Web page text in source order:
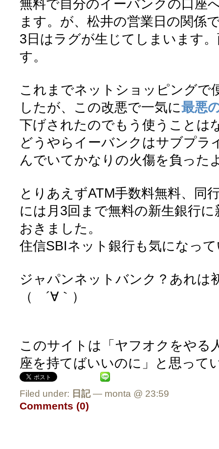
無料で自分のイーバンクの口座
ます。が、松井の営業日の関係
3日はラグが生じてしまいます
す。
これまでネットショッピングで
したが、この改悪で一気に最悪
下げされたのでもう使うことは
どうやらイーバンクはサブプラ
んでいてかなりの火傷を負った
とりあえずATM手数料無料、同
には月3回まで無料の新生銀行
おきました。
住信SBIネット銀行も気になっ
ジャパンネットバンク？あれは
（ ´∀｀）
このサイトは「ヤフオクをやる
座を持てばいいのに」と思って
Filed under: 日記— monta @ 23:59
Comments (0)